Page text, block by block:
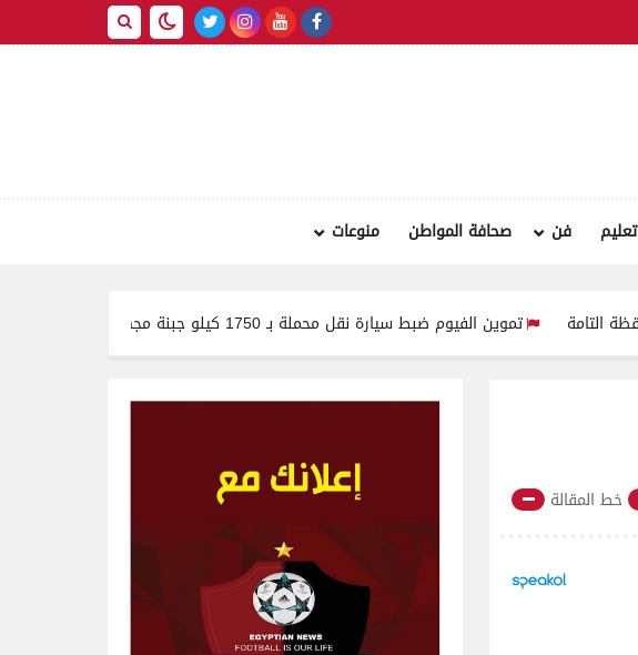
تعليم فن صحافة المواطن منوعات
تموين الفيوم ضبط سيارة نقل محملة بـ 1750 كيلو جبنة مجهولة المصدر وغير صالحة للاستهلاك الآدمي
خط المقالة